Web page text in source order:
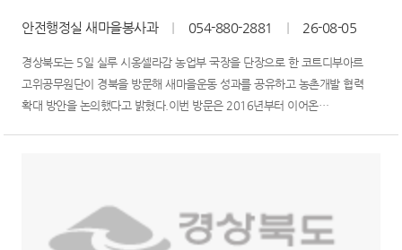
안전행정실 새마을봉사과 ｜ 054-880-2881 ｜ 26-08-05
경상북도는 5일 실루 시옹셀라감 농업부 국장을 단장으로 한 코트디부아르
고위공무원단이 경북을 방문해 새마을운동 성과를 공유하고 농촌개발 협력
확대 방안을 논의했다고 밝혔다.이번 방문은 2016년부터 이어온